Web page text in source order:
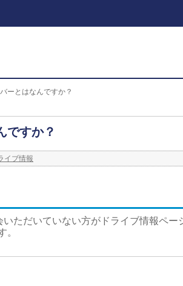
ーとはなんですか？
ですか？
イブ情報
ただいていない方がドライブ情報ペ
。